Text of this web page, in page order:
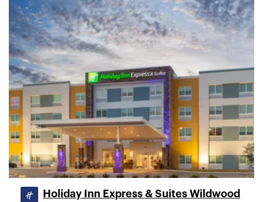
Holiday Inn Express & Suites Wildwood